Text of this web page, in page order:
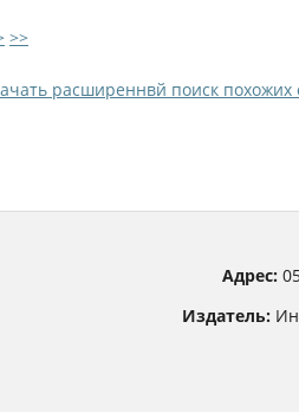
>>
расширеннвй поиск похожих
Адрес:
Издатель: